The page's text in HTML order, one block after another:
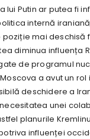
lui Putin ar putea fi
internă
mai deschisă
diminua influența
de programul
a avut un rol
deschidere a
unei
planurile
influenței